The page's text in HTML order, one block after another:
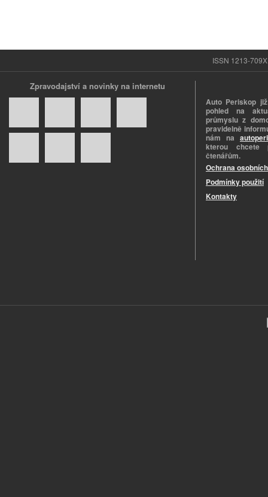
ISSN 1213-
Zpravodajství a novinky na internetu
Auto Periskop
pohled na
průmyslu z
pravidelně
nám na
kterou chcete
čtenářům.
Ochrana
Podmínky použití
Kontakty